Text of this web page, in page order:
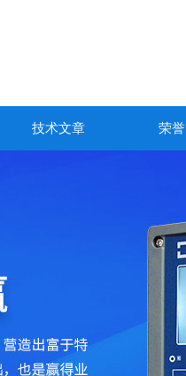
技术文章 荣